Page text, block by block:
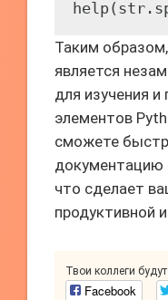
Таким
является
для изучения
элементов
сможете
документацию
что сделает
продуктивной
Твои коллеги
Facebook